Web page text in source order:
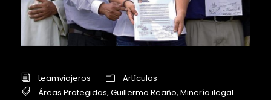
teamviajeros
Artículos
Áreas Protegidas, Guillermo Reaño, Minería ilegal